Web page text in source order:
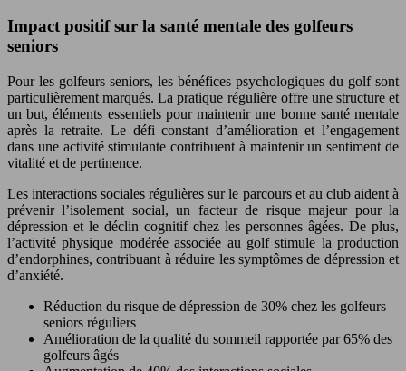
Impact positif sur la santé mentale des golfeurs
seniors
Pour les golfeurs seniors, les bénéfices psychologiques du golf sont
particulièrement marqués. La pratique régulière offre une structure et
un but, éléments essentiels pour maintenir une bonne santé mentale
après la retraite. Le défi constant d’amélioration et l’engagement
dans une activité stimulante contribuent à maintenir un sentiment de
vitalité et de pertinence.
Les interactions sociales régulières sur le parcours et au club aident à
prévenir l’isolement social, un facteur de risque majeur pour la
dépression et le déclin cognitif chez les personnes âgées. De plus,
l’activité physique modérée associée au golf stimule la production
d’endorphines, contribuant à réduire les symptômes de dépression et
d’anxiété.
Réduction du risque de dépression de 30% chez les golfeurs
seniors réguliers
Amélioration de la qualité du sommeil rapportée par 65% des
golfeurs âgés